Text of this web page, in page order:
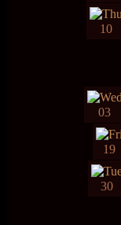
10
03
19
30